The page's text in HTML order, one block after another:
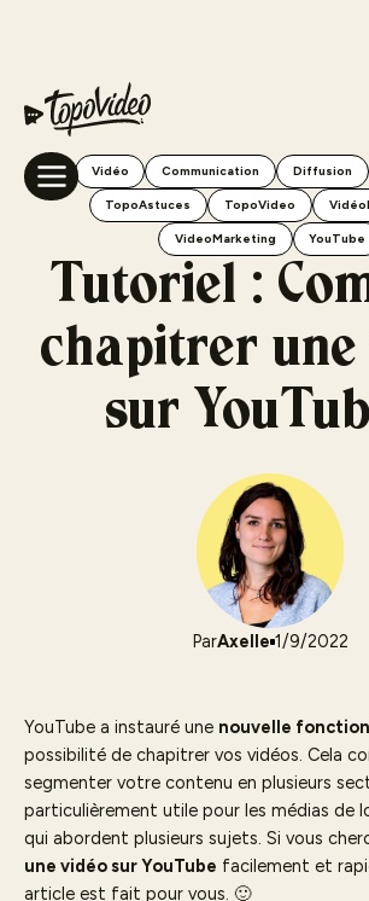
Vidéo Communication Diffusion
TopoAstuces TopoVideo
VideoMarketing YouTube
Tutoriel :
chapitrer
sur
ParAxelle 1/9/2022
YouTube a instauré une nouvelle
possibilité de chapitrer vos vidéos. Cela
segmenter votre contenu en plusieurs
particulièrement utile pour les médias de
qui abordent plusieurs sujets. Si vous
une vidéo sur YouTube facilement et
article est fait pour vous. 🙂